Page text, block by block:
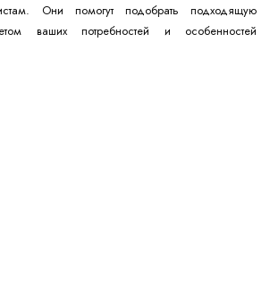
Они помогут подобрать подходящую
ваших потребностей и особенностей